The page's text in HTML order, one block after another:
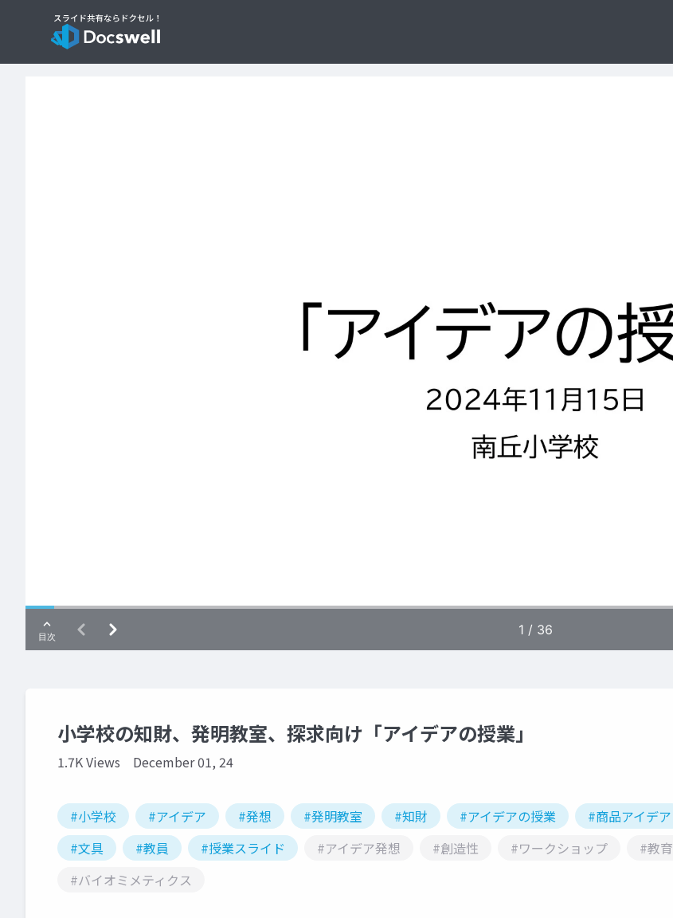
小学校の知財、発明教室、探求向け「アイデアの授業」
1.7K Views December 01, 24
#小学校 #アイデア #発想 #発明教室 #知財 #アイデアの授業
#商品アイデア
#文具
#教員 #授業スライド #アイデア発想 #創造性 #ワークショップ
#教育
#バイオミメティクス